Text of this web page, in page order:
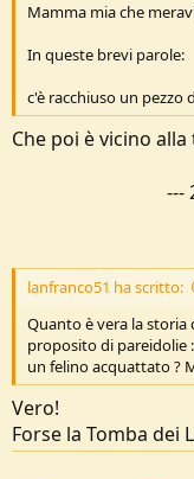
Mamma mia che
In queste brevi parole:
c'è racchiuso un pezzo
Che poi è vicino
---
lanfranco51 ha scritto:
Quanto è vera la
proposito di pareidolie
un felino acquattato ?
Vero!
Forse la Tomba dei